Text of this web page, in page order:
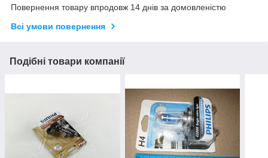
Повернення товару впродовж 14 днів за домовленістю
Всі умови повернення
Подібні товари компанії